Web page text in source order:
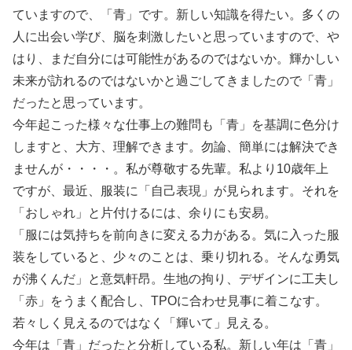
ていますので、「青」です。新しい知識を得たい。多くの
人に出会い学び、脳を刺激したいと思っていますので、や
はり、まだ自分には可能性があるのではないか。輝かしい
未来が訪れるのではないかと過ごしてきましたので「青」
だったと思っています。
今年起こった様々な仕事上の難問も「青」を基調に色分け
しますと、大方、理解できます。勿論、簡単には解決でき
ませんが・・・・。私が尊敬する先輩。私より10歳年上
ですが、最近、服装に「自己表現」が見られます。それを
「おしゃれ」と片付けるには、余りにも安易。
「服には気持ちを前向きに変える力がある。気に入った服
装をしていると、少々のことは、乗り切れる。そんな勇気
が沸くんだ」と意気軒昂。生地の拘り、デザインに工夫し
「赤」をうまく配合し、TPOに合わせ見事に着こなす。
若々しく見えるのではなく「輝いて」見える。
今年は「青」だったと分析している私。新しい年は「青」